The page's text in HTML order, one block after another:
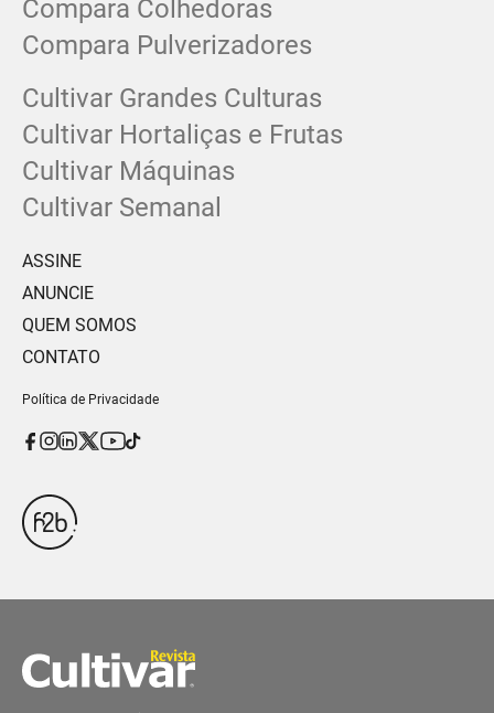
Compara Colhedoras
Compara Pulverizadores
Cultivar Grandes Culturas
Cultivar Hortaliças e Frutas
Cultivar Máquinas
Cultivar Semanal
ASSINE
ANUNCIE
QUEM SOMOS
CONTATO
Política de Privacidade